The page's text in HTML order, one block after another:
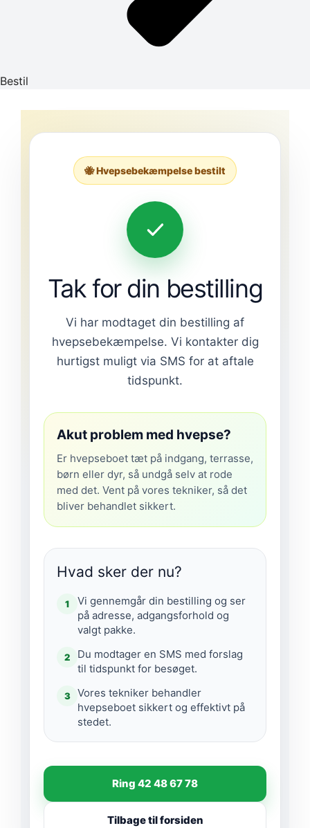
Bestil
🐝 Hvepsebekæmpelse bestilt
Tak for din bestilling
Vi har modtaget din bestilling af
hvepsebekæmpelse. Vi kontakter dig
hurtigst muligt via SMS for at aftale
tidspunkt.
Akut problem med hvepse?
Er hvepseboet tæt på indgang, terrasse,
børn eller dyr, så undgå selv at rode
med det. Vent på vores tekniker, så det
bliver behandlet sikkert.
Hvad sker der nu?
1
Vi gennemgår din bestilling og ser
på adresse, adgangsforhold og
valgt pakke.
2
Du modtager en SMS med forslag
til tidspunkt for besøget.
3
Vores tekniker behandler
hvepseboet sikkert og effektivt på
stedet.
Ring 42 48 67 78
Tilbage til forsiden